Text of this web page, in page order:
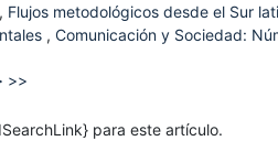
Flujos metodológicos desde el Sur
, Comunicación y Sociedad:
>>
para este artículo.